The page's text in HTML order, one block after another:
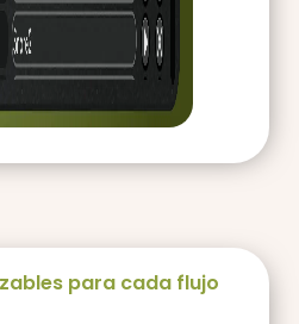
para cada flujo